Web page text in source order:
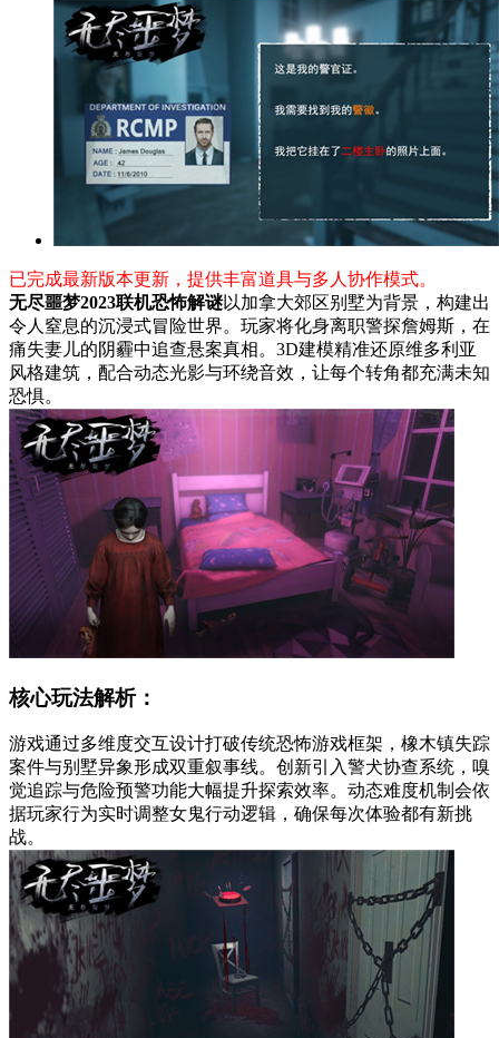
已完成最新版本更新，提供丰富道具与多人协作模式。
无尽噩梦2023联机恐怖解谜以加拿大郊区别墅为背景，构建出
令人窒息的沉浸式冒险世界。玩家将化身离职警探詹姆斯，在
痛失妻儿的阴霾中追查悬案真相。3D建模精准还原维多利亚
风格建筑，配合动态光影与环绕音效，让每个转角都充满未知
恐惧。
核心玩法解析：
游戏通过多维度交互设计打破传统恐怖游戏框架，橡木镇失踪
案件与别墅异象形成双重叙事线。创新引入警犬协查系统，嗅
觉追踪与危险预警功能大幅提升探索效率。动态难度机制会依
据玩家行为实时调整女鬼行动逻辑，确保每次体验都有新挑
战。